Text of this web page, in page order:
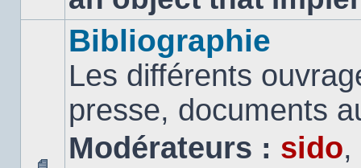
Bibliographie
Les différents
presse, documents
Modérateurs : sido,